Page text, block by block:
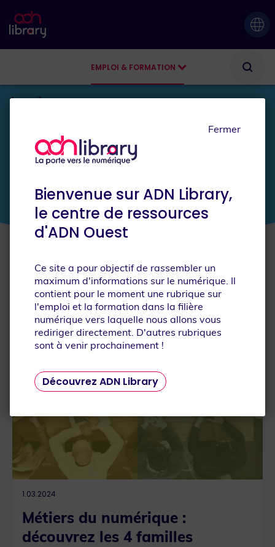
EMPLOI & FORMATION
AGENDA
Accueil
JE SUIS
À LA UNE
1.03.2024
Métiers du numérique :
découvrez les 4 familles
Fermer
Bienvenue sur ADN Library,
le centre de ressources
d'ADN Ouest
Ce site a pour objectif de rassembler un
maximum d'informations sur le numérique. Il
contient pour le moment une rubrique sur
l'emploi et la formation dans la filière
numérique vers laquelle nous allons vous
rediriger directement. D'autres rubriques
sont à venir prochainement !
Découvrez ADN Library
Que recherchez-vous ?